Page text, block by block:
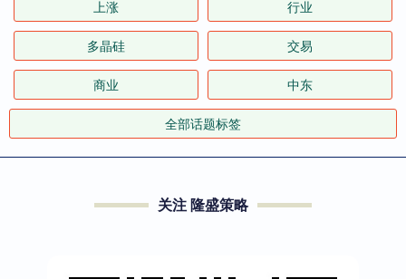
上涨 行业
多晶硅 交易
商业 中东
全部话题标签
关注 隆盛策略